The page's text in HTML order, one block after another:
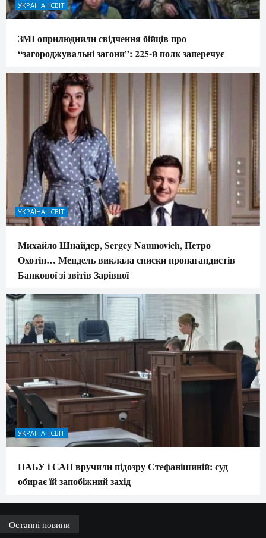
УКРАЇНА І СВІТ
ЗМІ оприлюднили свідчення бійців про
“загороджувальні загони”: 225-й полк заперечує
УКРАЇНА І СВІТ
Михайло Шнайдер, Sergey Naumovich, Петро
Охотін… Мендель виклала списки пропагандистів
Банкової зі звітів Зарівної
УКРАЇНА І СВІТ
НАБУ і САП вручили підозру Стефанішиній: суд
обирає їй запобіжний захід
Останні новини